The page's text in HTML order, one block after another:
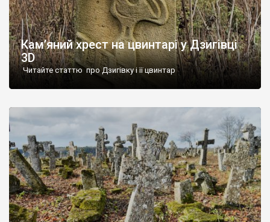
Кам’яний хрест на цвинтарі у Дзигівці
3D
Читайте статтю про Дзигівку і її цвинтар